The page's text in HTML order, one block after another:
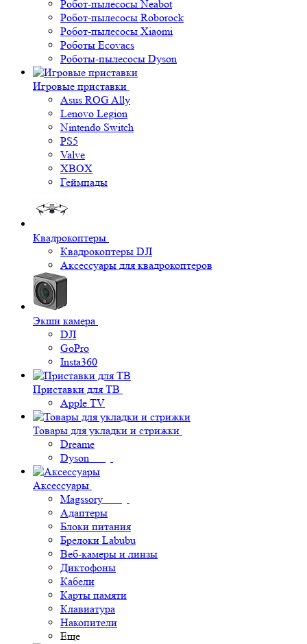
Робот-пылесосы Neabot
Робот-пылесосы Roborock
Робот-пылесосы Xiaomi
Роботы Ecovacs
Роботы-пылесосы Dyson
Игровые приставки
Asus ROG Ally
Lenovo Legion
Nintendo Switch
PS5
Valve
XBOX
Геймпады
Квадрокоптеры
Квадрокоптеры DJI
Аксессуары для квадрокоптеров
Экшн камера
DJI
GoPro
Insta360
Приставки для ТВ
Apple TV
Товары для укладки и стрижки
Dreame
Dyson
Аксессуары
Magssory
Адаптеры
Блоки питания
Брелоки Labubu
Веб-камеры и линзы
Диктофоны
Кабели
Карты памяти
Клавиатура
Накопители
Еще